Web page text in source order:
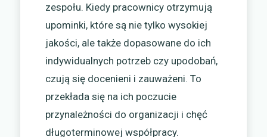
zespołu. Kiedy pracownicy otrzymują
upominki, które są nie tylko wysokiej
jakości, ale także dopasowane do ich
indywidualnych potrzeb czy upodobań,
czują się docenieni i zauważeni. To
przekłada się na ich poczucie
przynależności do organizacji i chęć
długoterminowej współpracy.